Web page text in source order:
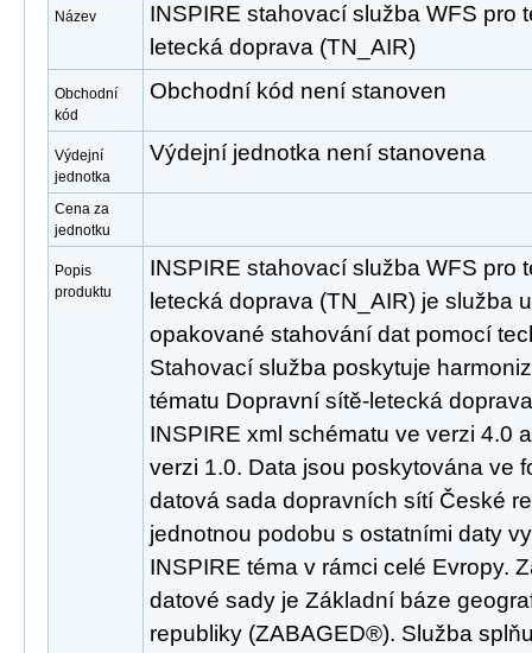
Název
INSPIRE stahovací služba WFS pro
letecká doprava (TN_AIR)
Obchodní
kód
Obchodní kód není stanoven
Výdejní
jednotka
Výdejní jednotka není stanovena
Cena za
jednotku
Popis
produktu
INSPIRE stahovací služba WFS pro
letecká doprava (TN_AIR) je služba
opakované stahování dat pomocí
Stahovací služba poskytuje
tématu Dopravní sítě-letecká
INSPIRE xml schématu ve verzi 4.0
verzi 1.0. Data jsou poskytována ve
datová sada dopravních sítí České
jednotnou podobu s ostatními daty
INSPIRE téma v rámci celé Evropy.
datové sady je Základní báze
republiky (ZABAGED®). Služba